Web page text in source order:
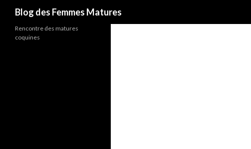
Blog des Femmes Matures
Rencontre des matures
coquines